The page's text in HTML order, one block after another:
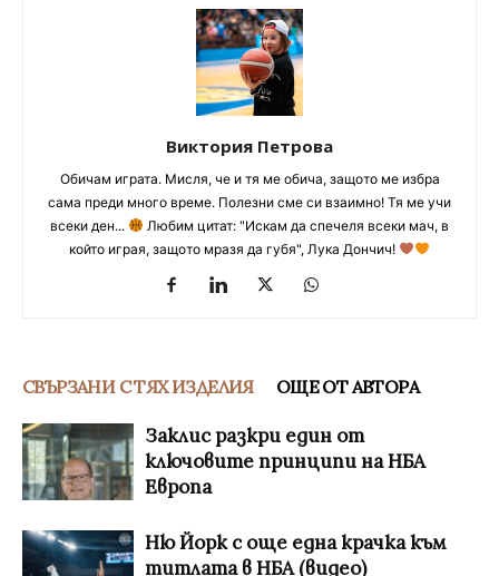
Виктория Петрова
Обичам играта. Мисля, че и тя ме обича, защото ме избра
сама преди много време. Полезни сме си взаимно! Тя ме учи
всеки ден...
Любим цитат: "Искам да спечеля всеки мач, в
който играя, защото мразя да губя", Лука Дончич!
СВЪРЗАНИ С ТЯХ ИЗДЕЛИЯ ОЩЕ ОТ АВТОРА
Заклис разкри един от
ключовите принципи на НБА
Европа
Ню Йорк с още една крачка към
титлата в НБА (видео)